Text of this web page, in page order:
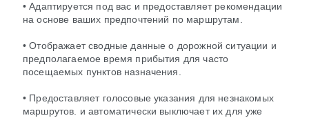
• Адаптируется под вас и предоставляет рекомендации
на основе ваших предпочтений по маршрутам.
• Отображает сводные данные о дорожной ситуации и
предполагаемое время прибытия для часто
посещаемых пунктов назначения.
• Предоставляет голосовые указания для незнакомых
маршрутов. и автоматически выключает их для уже